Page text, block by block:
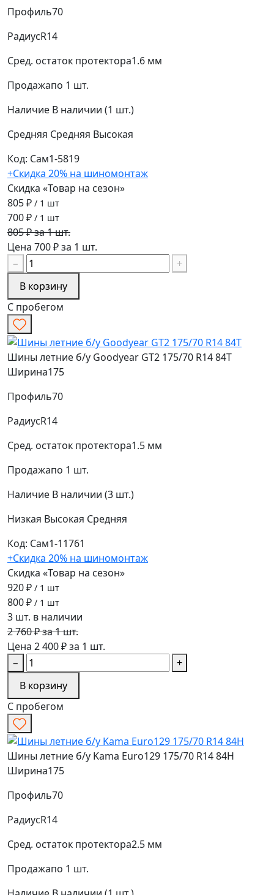
Профиль70
РадиусR14
Сред. остаток протектора1.6 мм
Продажапо 1 шт.
Наличие В наличии (1 шт.)
Средняя Средняя Высокая
Код: Сам1-5819
+Скидка 20% на шиномонтаж
Скидка «Товар на сезон»
805 ₽ / 1 шт
700 ₽ / 1 шт
805 ₽ за 1 шт.
Цена 700 ₽ за 1 шт.
−
+
В корзину
С пробегом
Шины летние б/у Goodyear GT2 175/70 R14 84T
Ширина175
Профиль70
РадиусR14
Сред. остаток протектора1.5 мм
Продажапо 1 шт.
Наличие В наличии (3 шт.)
Низкая Высокая Средняя
Код: Сам1-11761
+Скидка 20% на шиномонтаж
Скидка «Товар на сезон»
920 ₽ / 1 шт
800 ₽ / 1 шт
3 шт. в наличии
2 760 ₽ за 1 шт.
Цена 2 400 ₽ за 1 шт.
−
+
В корзину
С пробегом
Шины летние б/у Kama Euro129 175/70 R14 84H
Ширина175
Профиль70
РадиусR14
Сред. остаток протектора2.5 мм
Продажапо 1 шт.